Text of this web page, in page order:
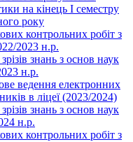
на кінець І семестру
року
контрольних робіт з
2023 н.р.
знань з основ наук
н.р.
ведення електронних
в ліцеї (2023/2024)
знань з основ наук
н.р.
контрольних робіт з